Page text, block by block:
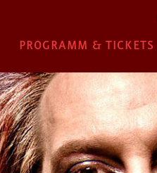
PROGRAMM & TICKETS